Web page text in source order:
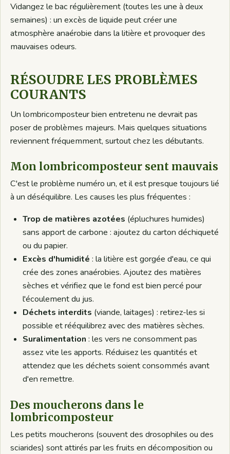
Vidangez le bac régulièrement (toutes les une à deux
semaines) : un excès de liquide peut créer une
atmosphère anaérobie dans la litière et provoquer des
mauvaises odeurs.
RÉSOUDRE LES PROBLÈMES
COURANTS
Un lombricomposteur bien entretenu ne devrait pas
poser de problèmes majeurs. Mais quelques situations
reviennent fréquemment, surtout chez les débutants.
Mon lombricomposteur sent mauvais
C'est le problème numéro un, et il est presque toujours lié
à un déséquilibre. Les causes les plus fréquentes :
Trop de matières azotées (épluchures humides)
sans apport de carbone : ajoutez du carton déchiqueté
ou du papier.
Excès d'humidité : la litière est gorgée d'eau, ce qui
crée des zones anaérobies. Ajoutez des matières
sèches et vérifiez que le fond est bien percé pour
l'écoulement du jus.
Déchets interdits (viande, laitages) : retirez-les si
possible et rééquilibrez avec des matières sèches.
Suralimentation : les vers ne consomment pas
assez vite les apports. Réduisez les quantités et
attendez que les déchets soient consommés avant
d'en remettre.
Des moucherons dans le
lombricomposteur
Les petits moucherons (souvent des drosophiles ou des
sciarides) sont attirés par les fruits en décomposition ou